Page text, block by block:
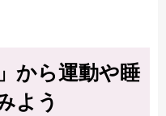
から運動や睡
よう